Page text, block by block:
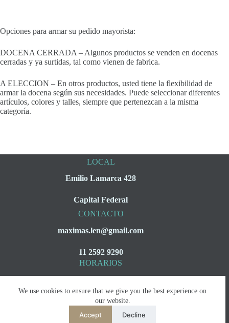
We use cookies to ensure that we give you the best experience on
our website.
Accept Decline
Opciones para armar su pedido mayorista:
DOCENA CERRADA – Algunos productos se venden en docenas
cerradas y ya surtidas, tal como vienen de fabrica.
A ELECCION – En otros productos, usted tiene la flexibilidad de
armar la docena según sus necesidades. Puede seleccionar diferentes
artículos, colores y talles, siempre que pertenezcan a la misma
categoría.
LOCAL
Emilio Lamarca 428
Capital Federal
CONTACTO
maximas.len@gmail.com
11 2592 9290
HORARIOS
08:00 a 16:00